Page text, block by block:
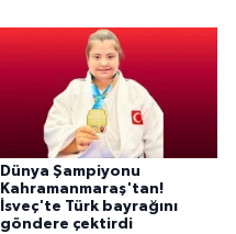
Dünya Şampiyonu
Kahramanmaraş'tan!
İsveç'te Türk bayrağını
göndere çektirdi